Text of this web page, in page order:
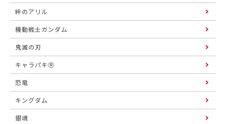
絆のアリル
機動戦士ガンダム
鬼滅の刃
キャラパキⓇ
恐竜
キングダム
銀魂